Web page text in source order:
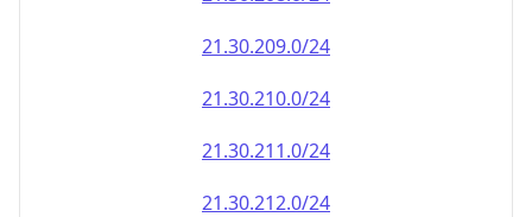
21.30.209.0/24
21.30.210.0/24
21.30.211.0/24
21.30.212.0/24